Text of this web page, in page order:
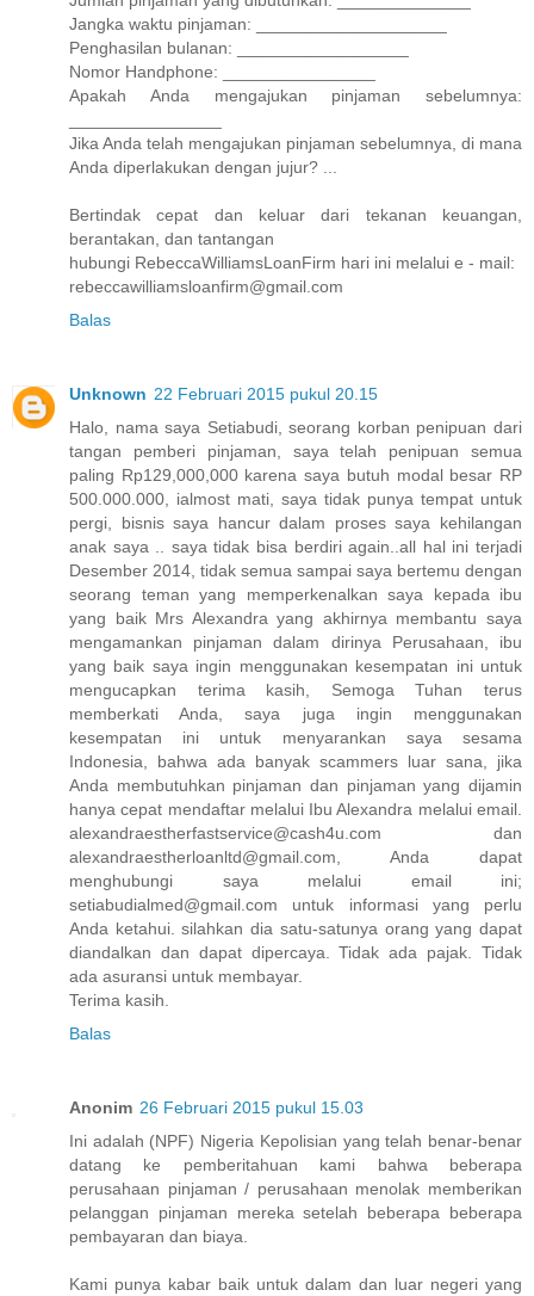
Jangka waktu pinjaman: ____________________
Penghasilan bulanan: __________________
Nomor Handphone: ________________
Apakah Anda mengajukan pinjaman sebelumnya:
Jika Anda telah mengajukan pinjaman sebelumnya, di mana
Anda diperlakukan dengan jujur? ...
Bertindak cepat dan keluar dari tekanan keuangan,
berantakan, dan tantangan
hubungi RebeccaWilliamsLoanFirm hari ini melalui e - mail:
rebeccawilliamsloanfirm@gmail.com
Balas
Unknown 22 Februari 2015 pukul 20.15
Halo, nama saya Setiabudi, seorang korban penipuan dari
tangan pemberi pinjaman, saya telah penipuan semua
paling Rp129,000,000 karena saya butuh modal besar RP
500.000.000, ialmost mati, saya tidak punya tempat untuk
pergi, bisnis saya hancur dalam proses saya kehilangan
anak saya .. saya tidak bisa berdiri again..all hal ini terjadi
Desember 2014, tidak semua sampai saya bertemu dengan
seorang teman yang memperkenalkan saya kepada ibu
yang baik Mrs Alexandra yang akhirnya membantu saya
mengamankan pinjaman dalam dirinya Perusahaan, ibu
yang baik saya ingin menggunakan kesempatan ini untuk
mengucapkan terima kasih, Semoga Tuhan terus
memberkati Anda, saya juga ingin menggunakan
kesempatan ini untuk menyarankan saya sesama
Indonesia, bahwa ada banyak scammers luar sana, jika
Anda membutuhkan pinjaman dan pinjaman yang dijamin
hanya cepat mendaftar melalui Ibu Alexandra melalui email.
alexandraestherfastservice@cash4u.com dan
alexandraestherloanltd@gmail.com, Anda dapat
menghubungi saya melalui email ini;
setiabudialmed@gmail.com untuk informasi yang perlu
Anda ketahui. silahkan dia satu-satunya orang yang dapat
diandalkan dan dapat dipercaya. Tidak ada pajak. Tidak
ada asuransi untuk membayar.
Terima kasih.
Balas
Anonim 26 Februari 2015 pukul 15.03
Ini adalah (NPF) Nigeria Kepolisian yang telah benar-benar
datang ke pemberitahuan kami bahwa beberapa
perusahaan pinjaman / perusahaan menolak memberikan
pelanggan pinjaman mereka setelah beberapa beberapa
pembayaran dan biaya.
Kami punya kabar baik untuk dalam dan luar negeri yang